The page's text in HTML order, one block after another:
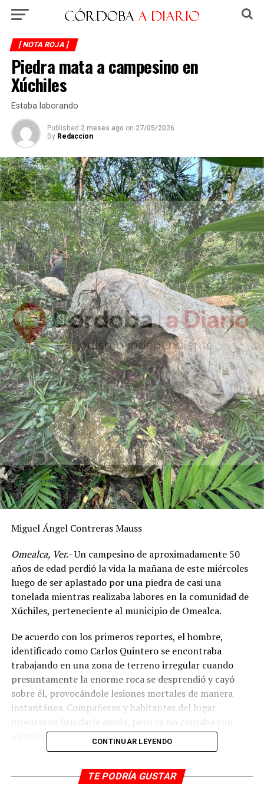
[ NOTA ROJA ]
Piedra mata a campesino en
Xúchiles
Estaba laborando
Published 2 meses ago on 27/05/2026
By Redaccion
Miguel Ángel Contreras Mauss
Omealca, Ver.-Un campesino de aproximadamente 50
años de edad perdió la vida la mañana de este miércoles
luego de ser aplastado por una piedra de casi una
tonelada mientras realizaba labores en la comunidad de
Xúchiles, perteneciente al municipio de Omealca.
De acuerdo con los primeros reportes, el hombre,
identificado como Carlos Quintero se encontraba
trabajando en una zona de terreno irregular cuando
presuntamente la enorme roca se desprendió y cayó
sobre él, provocándole lesiones mortales de manera
instantánea. Compañeros y habitantes del lugar
signos vitales.
Protección Civil, así como corporaciones policiacas,
CONTINUAR LEYENDO
TE PODRÍA GUSTAR